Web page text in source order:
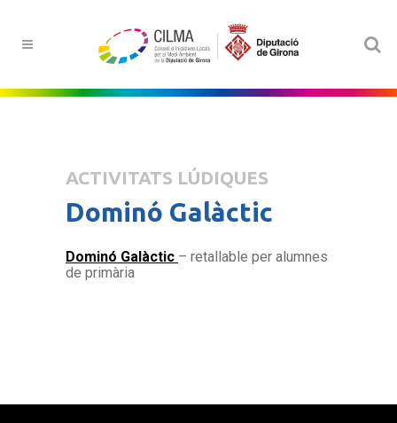
ACTIVITATS LÚDIQUES
Dominó Galàctic
Dominó Galàctic – retallable per alumnes
de primària